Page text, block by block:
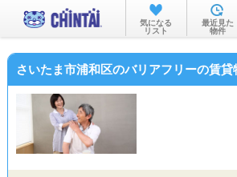
お部屋を探す
沿線・駅から
物件特集から
気になる
リスト
最近見た
物件
さいたま市浦和区のバリアフリーの賃